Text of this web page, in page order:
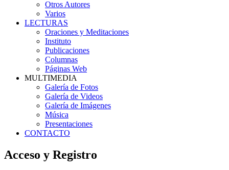
Otros Autores
Varios
LECTURAS
Oraciones y Meditaciones
Instituto
Publicaciones
Columnas
Páginas Web
MULTIMEDIA
Galería de Fotos
Galería de Videos
Galería de Imágenes
Música
Presentaciones
CONTACTO
Acceso y Registro